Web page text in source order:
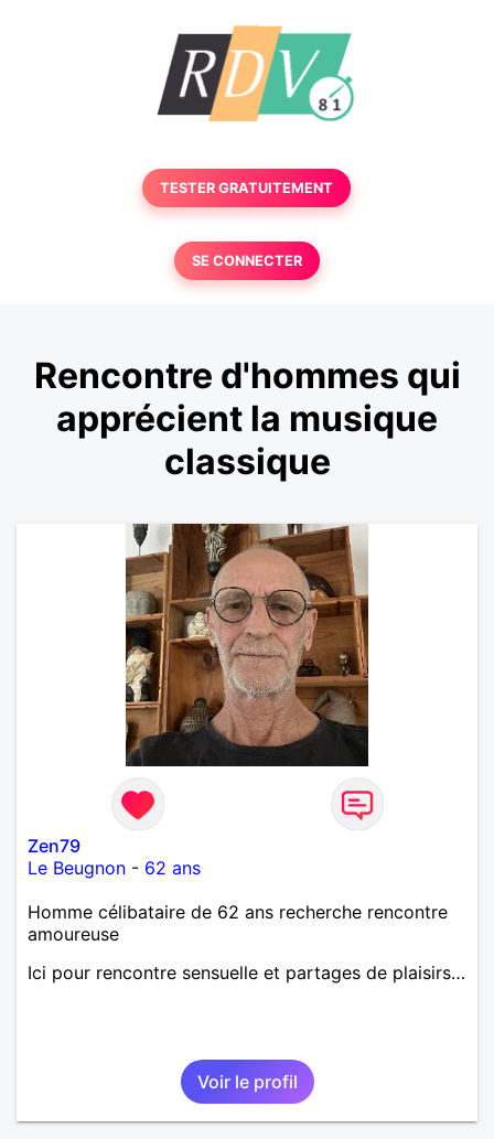
TESTER GRATUITEMENT
SE CONNECTER
Rencontre d'hommes qui
apprécient la musique
classique
Zen79
Le Beugnon - 62 ans
Homme célibataire de 62 ans recherche rencontre
amoureuse
Ici pour rencontre sensuelle et partages de plaisirs…
Voir le profil